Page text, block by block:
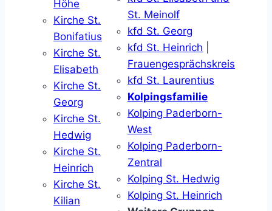
Höhe
Kirche St.
Bonifatius
Kirche St.
Elisabeth
Kirche St.
Georg
Kirche St.
Hedwig
Kirche St.
Heinrich
Kirche St.
Kilian
St. Meinolf
kfd St. Georg
kfd St. Heinrich
Frauengesprächskreis
kfd St. Laurentius
Kolpingsfamilie
Kolping Paderborn-
West
Kolping Paderborn-
Zentral
Kolping St. Hedwig
Kolping St. Heinrich